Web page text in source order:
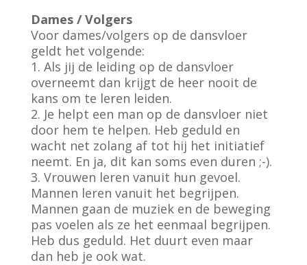
Dames / Volgers
Voor dames/volgers op de dansvloer
geldt het volgende:
1. Als jij de leiding op de dansvloer
overneemt dan krijgt de heer nooit de
kans om te leren leiden.
2. Je helpt een man op de dansvloer niet
door hem te helpen. Heb geduld en
wacht net zolang af tot hij het initiatief
neemt. En ja, dit kan soms even duren ;-).
3. Vrouwen leren vanuit hun gevoel.
Mannen leren vanuit het begrijpen.
Mannen gaan de muziek en de beweging
pas voelen als ze het eenmaal begrijpen.
Heb dus geduld. Het duurt even maar
dan heb je ook wat.